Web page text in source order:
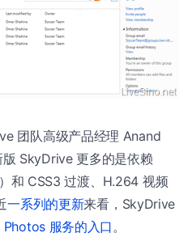
团队高级产品经理 Anand
SkyDrive 更多的是依赖
和 CSS3 过渡、H.264 视频
一系列的更新来看，SkyDrive
服务的入口 。